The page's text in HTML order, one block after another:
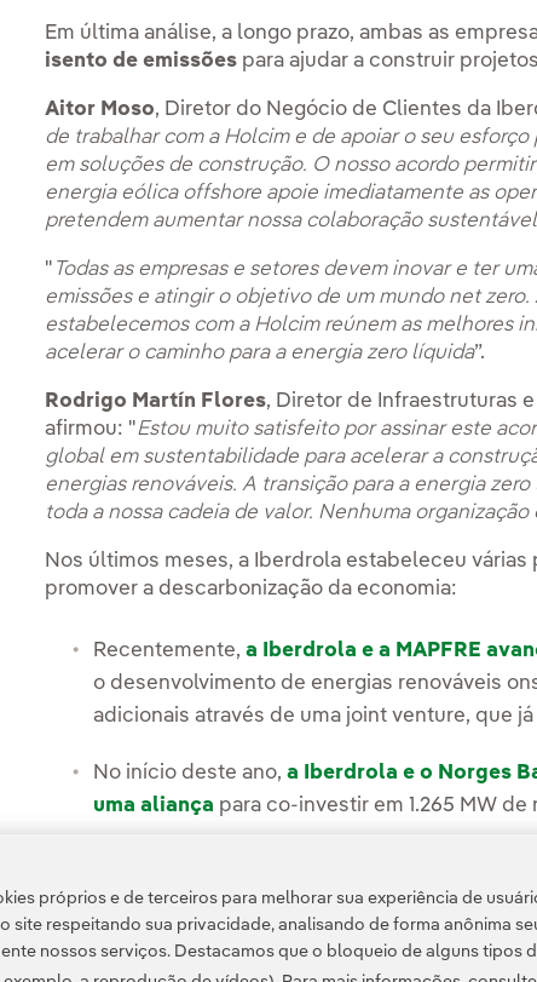
Em última análise, a longo prazo, ambas as
isento de emissões para ajudar a construir
Aitor Moso, Diretor do Negócio de Clientes da
de trabalhar com a Holcim e de apoiar o seu
em soluções de construção. O nosso acordo
energia eólica offshore apoie imediatamente as
pretendem aumentar nossa colaboração
" Todas as empresas e setores devem inovar e ter
emissões e atingir o objetivo de um mundo net
estabelecemos com a Holcim reúnem as melhores
acelerar o caminho para a energia zero líquida”.
Rodrigo Martín Flores, Diretor de Infraestruturas
afirmou: "Estou muito satisfeito por assinar este
global em sustentabilidade para acelerar a
energias renováveis. A transição para a energia
toda a nossa cadeia de valor. Nenhuma
Nos últimos meses, a Iberdrola estabeleceu
promover a descarbonização da economia:
Recentemente,a Iberdrola e a MAPFRE
o desenvolvimento de energias renováveis
adicionais através de uma joint venture, que
No início deste ano,a Iberdrola e o Norges
uma aliança para co-investir em 1.265 MW
11.700 pontos de recarga rápida na Espanha e
próprios e de terceiros para melhorar sua experiência de
site respeitando sua privacidade, analisando de forma anônima
nossos serviços. Destacamos que o bloqueio de alguns tipos